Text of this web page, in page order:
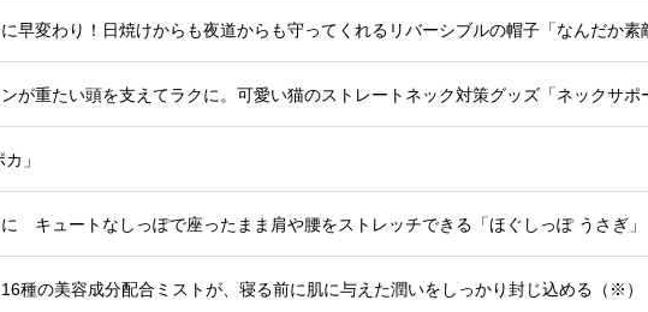
早変わり！日焼けからも夜道からも守ってくれるリバーシブルの帽子「なんだか素
が重たい頭を支えてラクに。可愛い猫のストレートネック対策グッズ「ネックサポ
」
キュートなしっぽで座ったまま肩や腰をストレッチできる「ほぐしっぽ うさぎ」